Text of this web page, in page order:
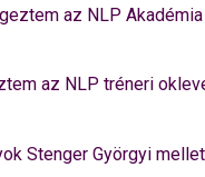
az NLP
az NLP tréneri
Stenger Györgyi